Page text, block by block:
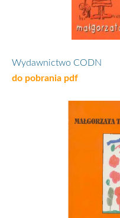
Wydawnictwo CODN
do pobrania pdf